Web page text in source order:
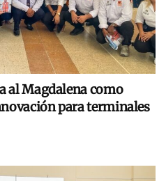
al Magdalena como
para terminales